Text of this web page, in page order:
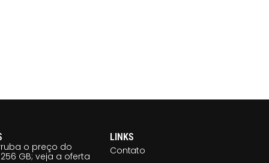
o preço do
GB; veja a oferta
LINKS
Contato